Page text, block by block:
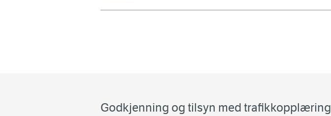
Godkjenning og tilsyn med trafikkopplæring